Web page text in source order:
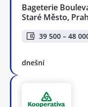
Bageterie
Staré Město,
39 500 – 48
dnešní